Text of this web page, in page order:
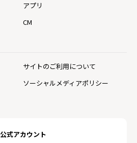
公式アカウント
アプリ
CM
サイトのご利用について
ソーシャルメディアポリシー